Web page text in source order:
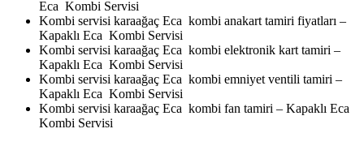
Eca Kombi Servisi
Kombi servisi karaağaç Eca kombi anakart tamiri fiyatları –
Kapaklı Eca Kombi Servisi
Kombi servisi karaağaç Eca kombi elektronik kart tamiri –
Kapaklı Eca Kombi Servisi
Kombi servisi karaağaç Eca kombi emniyet ventili tamiri –
Kapaklı Eca Kombi Servisi
Kombi servisi karaağaç Eca kombi fan tamiri – Kapaklı Eca
Kombi Servisi